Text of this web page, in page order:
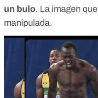
un bulo. La imagen
manipulada.